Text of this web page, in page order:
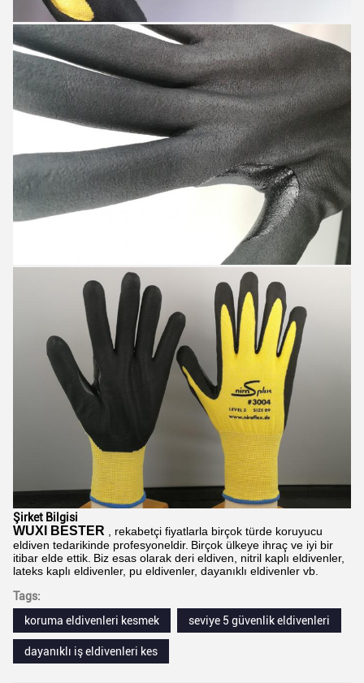
Şirket Bilgisi
WUXI BESTER , rekabetçi fiyatlarla birçok türde koruyucu
eldiven tedarikinde profesyoneldir. Birçok ülkeye ihraç ve iyi bir
itibar elde ettik. Biz esas olarak deri eldiven, nitril kaplı eldivenler,
lateks kaplı eldivenler, pu eldivenler, dayanıklı eldivenler vb.
Tags:
koruma eldivenleri kesmek
seviye 5 güvenlik eldivenleri
dayanıklı iş eldivenleri kes